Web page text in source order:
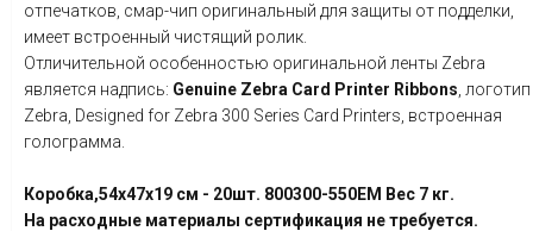
отпечатков, смар-чип оригинальный для защиты от подделки,
имеет встроенный чистящий ролик.
Отличительной особенностью оригинальной ленты Zebra
является надпись: Genuine Zebra Card Printer Ribbons , логотип
Zebra, Designed for Zebra 300 Series Card Printers, встроенная
голограмма.
Коробка,54x47x19 см - 20шт. 800300-550EM Вес 7 кг.
На расходные материалы сертификация не требуется.